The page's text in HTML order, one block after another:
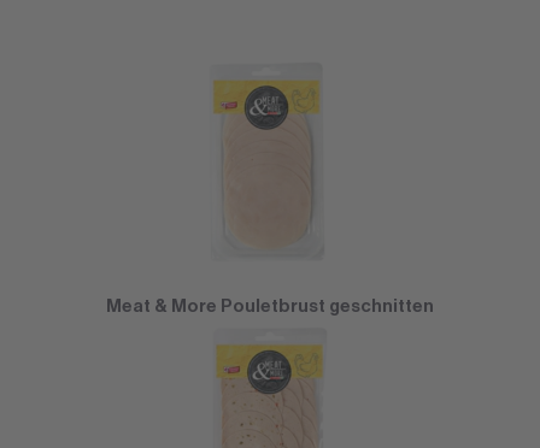
Meat & More Pouletbrust geschnitten